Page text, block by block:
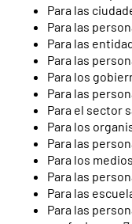
Para las
Para las
Para las
Para las
Para los
Para las
Para el sector
Para los
Para las
Para los
Para las
Para las
Para las